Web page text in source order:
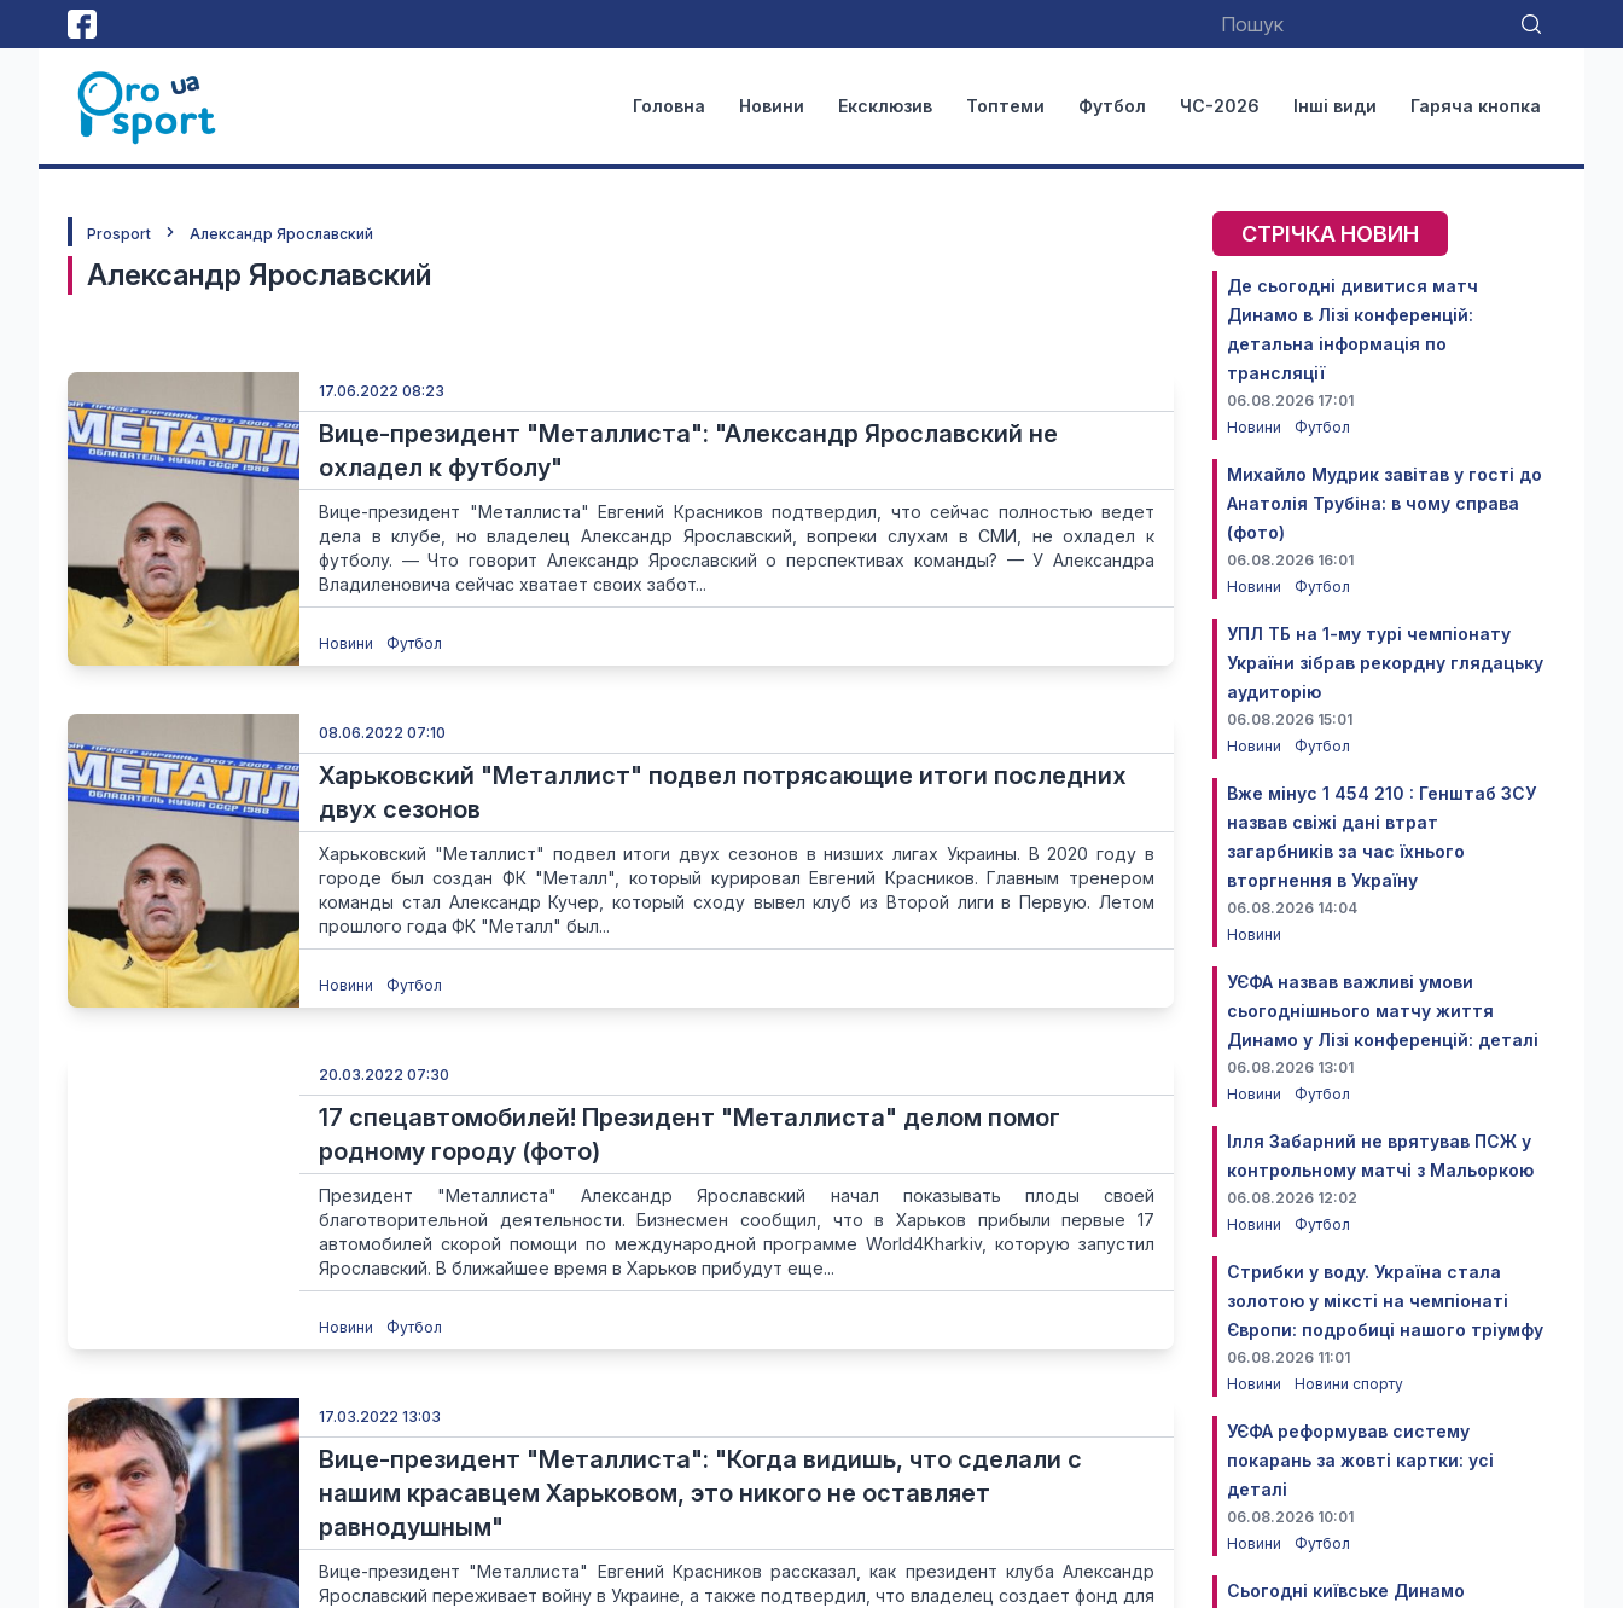
Головна Новини Ексклюзив Топтеми Футбол ЧС-2026 Інші види Гаряча кнопка
Prosport Александр Ярославский
Александр Ярославский
17.06.2022 08:23
Вице-президент "Металлиста": "Александр Ярославский не
охладел к футболу"
Вице-президент "Металлиста" Евгений Красников подтвердил, что сейчас полностью ведет
дела в клубе, но владелец Александр Ярославский, вопреки слухам в СМИ, не охладел к
футболу. — Что говорит Александр Ярославский о перспективах команды? — У Александра
Владиленовича сейчас хватает своих забот...
Новини Футбол
08.06.2022 07:10
Харьковский "Металлист" подвел потрясающие итоги последних
двух сезонов
Харьковский "Металлист" подвел итоги двух сезонов в низших лигах Украины. В 2020 году в
городе был создан ФК "Металл", который курировал Евгений Красников. Главным тренером
команды стал Александр Кучер, который сходу вывел клуб из Второй лиги в Первую. Летом
прошлого года ФК "Металл" был...
Новини Футбол
20.03.2022 07:30
17 спецавтомобилей! Президент "Металлиста" делом помог
родному городу (фото)
Президент "Металлиста" Александр Ярославский начал показывать плоды своей
благотворительной деятельности. Бизнесмен сообщил, что в Харьков прибыли первые 17
автомобилей скорой помощи по международной программе World4Kharkiv, которую запустил
Ярославский. В ближайшее время в Харьков прибудут еще...
Новини Футбол
17.03.2022 13:03
Вице-президент "Металлиста": "Когда видишь, что сделали с
нашим красавцем Харьковом, это никого не оставляет
равнодушным"
Вице-президент "Металлиста" Евгений Красников рассказал, как президент клуба Александр
Ярославский переживает войну в Украине, а также подтвердил, что владелец создает фонд для
СТРІЧКА НОВИН
Де сьогодні дивитися матч
Динамо в Лізі конференцій:
детальна інформація по
трансляції
06.08.2026 17:01
Новини
Футбол
Михайло Мудрик завітав у гості до
Анатолія Трубіна: в чому справа
(фото)
06.08.2026 16:01
Новини
Футбол
УПЛ ТБ на 1-му турі чемпіонату
України зібрав рекордну глядацьку
аудиторію
06.08.2026 15:01
Новини
Футбол
Вже мінус 1 454 210 : Генштаб ЗСУ
назвав свіжі дані втрат
загарбників за час їхнього
вторгнення в Україну
06.08.2026 14:04
Новини
УЄФА назвав важливі умови
сьогоднішнього матчу життя
Динамо у Лізі конференцій: деталі
06.08.2026 13:01
Новини
Футбол
Ілля Забарний не врятував ПСЖ у
контрольному матчі з Мальоркою
06.08.2026 12:02
Новини
Футбол
Стрибки у воду. Україна стала
золотою у міксті на чемпіонаті
Європи: подробиці нашого тріумфу
06.08.2026 11:01
Новини
Новини спорту
УЄФА реформував систему
покарань за жовті картки: усі
деталі
06.08.2026 10:01
Новини
Футбол
Сьогодні київське Динамо